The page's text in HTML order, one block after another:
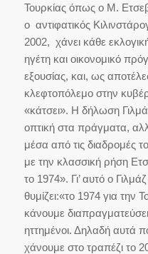
Τουρκίας όπως ο Μ.
ο αντιφατικός
2002, χάνει κάθε
ηγέτη και οικονομικό
εξουσίας, και, ως
κλεφτοπόλεμο στην
«κάτσει». Η δήλωση
οπτική στα πράγματα,
μέσα από τις διαδρομές
με την κλασσική ρήση
το 1974». Γι’ αυτό ο
θυμίζει:«το 1974 για την
κάνουμε
ηττημένοι. Δηλαδή αυτά
χάνουμε στο τραπέζι το